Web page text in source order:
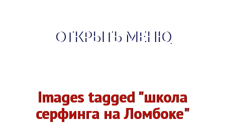
ОТКРЫТЬ МЕНЮ
Images tagged "школа
серфинга на Ломбоке"